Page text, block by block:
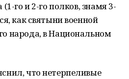
го и 2-го полков, знамя 3-
как святыни военной
народа, в Национальном
что нетерпеливые